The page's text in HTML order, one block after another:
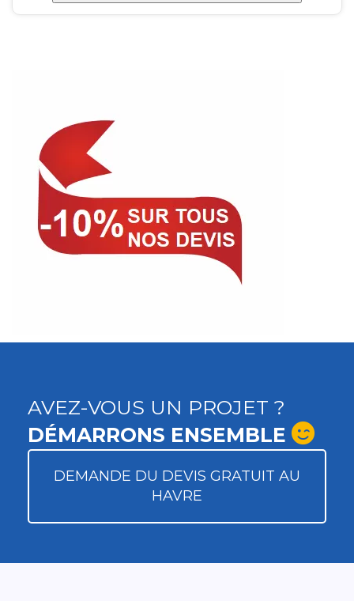
AVEZ-VOUS UN PROJET ?
DÉMARRONS ENSEMBLE
DEMANDE DU DEVIS GRATUIT AU
HAVRE